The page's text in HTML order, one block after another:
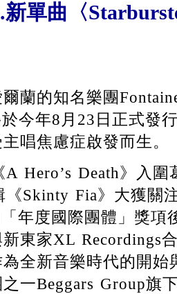
新單曲〈
蘭的知名樂團
今年8月23日正式發
主唱焦慮症啟發而生。
Hero’s Death》入
《Skinty Fia》大獲關
年度國際團體」獎項
東家XL Recordings
為全新音樂時代的開
一Beggars Group旗